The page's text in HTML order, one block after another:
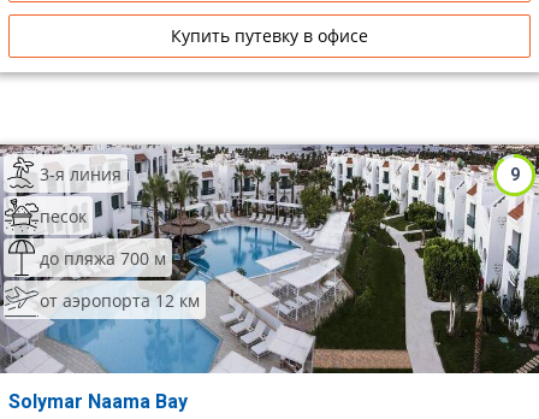
Купить путевку в офисе
9
3-я линия
песок
до пляжа 700 м
от аэропорта 12 км
Solymar Naama Bay